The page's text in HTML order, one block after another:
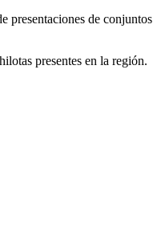
presentaciones de
presentes en la región.